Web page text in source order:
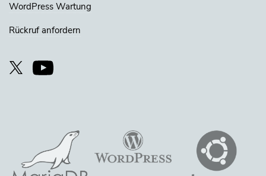
WordPress Wartung
Rückruf anfordern